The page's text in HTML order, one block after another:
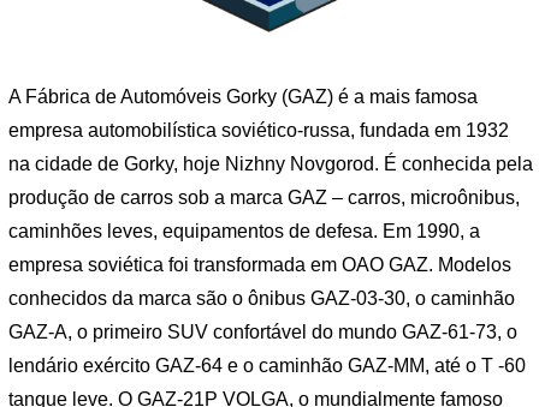
A Fábrica de Automóveis Gorky (GAZ) é a mais famosa
empresa automobilística soviético-russa, fundada em 1932
na cidade de Gorky, hoje Nizhny Novgorod. É conhecida pela
produção de carros sob a marca GAZ – carros, microônibus,
caminhões leves, equipamentos de defesa. Em 1990, a
empresa soviética foi transformada em OAO GAZ. Modelos
conhecidos da marca são o ônibus GAZ-03-30, o caminhão
GAZ-A, o primeiro SUV confortável do mundo GAZ-61-73, o
lendário exército GAZ-64 e o caminhão GAZ-MM, até o T -60
tanque leve. O GAZ-21P VOLGA, o mundialmente famoso